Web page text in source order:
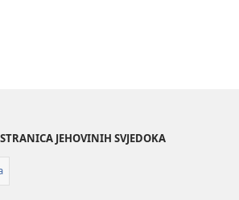
JEHOVINIH SVJEDOKA